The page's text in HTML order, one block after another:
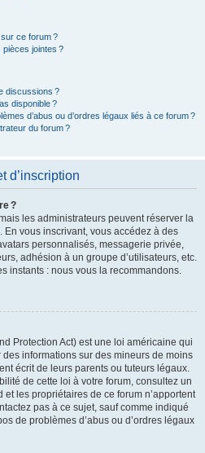
ce forum ?
jointes ?
discussions ?
disponible ?
d’abus ou d’ordres légaux liés à ce forum ?
du forum ?
d’inscription
?
les administrateurs peuvent réserver la
vous inscrivant, vous accédez à des
personnalisés, messagerie privée,
adhésion à un groupe d’utilisateurs, etc.
instants : nous vous la recommandons.
Protection Act) est une loi américaine qui
informations sur des mineurs de moins
écrit de leurs parents ou tuteurs légaux.
de cette loi à votre forum, consultez un
les propriétaires de ce forum n’apportent
pas à ce sujet, sauf comme indiqué
de problèmes d’abus ou d’ordres légaux